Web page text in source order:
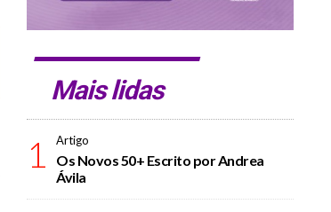
Mais lidas
1 Artigo
Os Novos 50+ Escrito por Andrea
Ávila